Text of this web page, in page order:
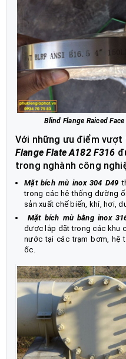
Blind Flange Raiced
Với những ưu điểm
Flange Flate A182 F316
trong nghành công
Mặt bích mù inox 304 D49
trong các hệ thống đường
sản xuất chế biến, khí, hơi,
Mặt bích mù bằng inox
được lắp đặt trong các khu
nước tại các trạm bơm, hệ
ốc.